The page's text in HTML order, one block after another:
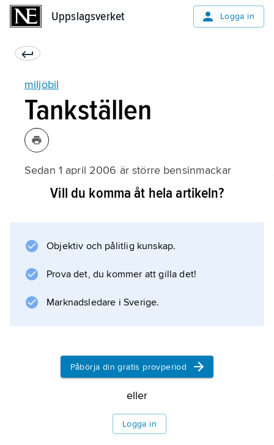
Uppslagsverket Logga in
miljöbil
Tankställen
Sedan 1 april 2006 är större bensinmackar
som säljer minst 3 000 m
exempel etanol eller biogas. I Sverige fanns
(2013) cirka 1 400 tankställen för E85, cirka
150 tankställen för gas samt drygt 400 publika
elladdstolpar.
Information om artikeln
Vill du komma åt hela artikeln?
Objektiv och pålitlig kunskap.
Prova det, du kommer att gilla det!
Marknadsledare i Sverige.
Påbörja din gratis provperiod
eller
Logga in